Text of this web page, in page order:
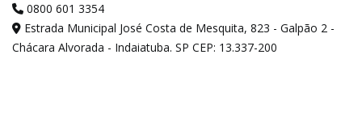
0800 601 3354
Estrada Municipal José Costa de Mesquita, 823 - Galpão 2 -
Chácara Alvorada - Indaiatuba. SP CEP: 13.337-200